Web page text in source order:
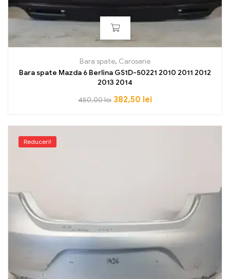
Bara spate, Caroserie
Bara spate Mazda 6 Berlina GS1D-50221 2010 2011 2012
2013 2014
450,00lei 382,50 lei
Reduceri!